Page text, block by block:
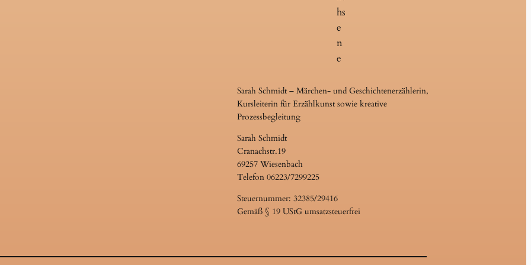
hs
e
n
e
Sarah Schmidt – Märchen- und Geschichtenerzählerin,
Kursleiterin für Erzählkunst sowie kreative
Prozessbegleitung
Sarah Schmidt
Cranachstr.19
69257 Wiesenbach
Telefon 06223/7299225
Steuernummer: 32385/29416
Gemäß § 19 UStG umsatzsteuerfrei